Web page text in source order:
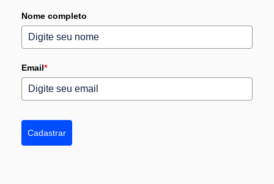
Nome completo
Email*
Cadastrar